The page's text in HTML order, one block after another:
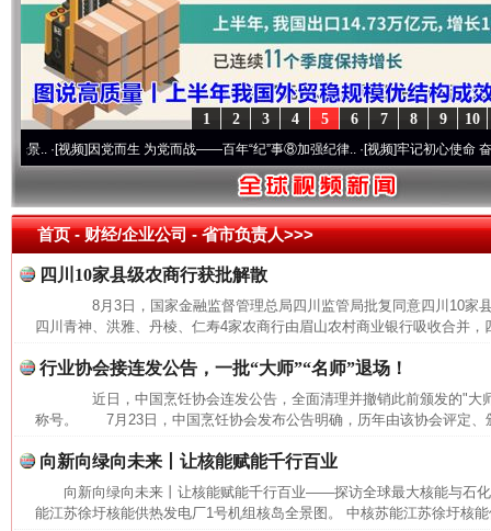
10
9
8
7
6
5
4
3
2
1
·[视频]因党而生 为党而战——百年“纪”事⑧加强纪律..·[视频]牢记初心使命 奋进复兴
首页- 财经/企业公司 -省市负责人>>>
四川10家县级农商行获批解散
8月3日，国家金融监督管理总局四川监管局批复同意四川10
四川青神、洪雅、丹棱、仁寿4家农商行由眉山农村商业银行吸收合并
行业协会接连发公告，一批“大师”“名师”退场！
近日，中国烹饪协会连发公告，全面清理并撤销此前颁发的"大
称号。 7月23日，中国烹饪协会发布公告明确，历年由该协会评定、
向新向绿向未来丨让核能赋能千行百业
向新向绿向未来丨让核能赋能千行百业——探访全球最大核能与石
能江苏徐圩核能供热发电厂1号机组核岛全景图。 中核苏能江苏徐圩核
网上购药对药下症？